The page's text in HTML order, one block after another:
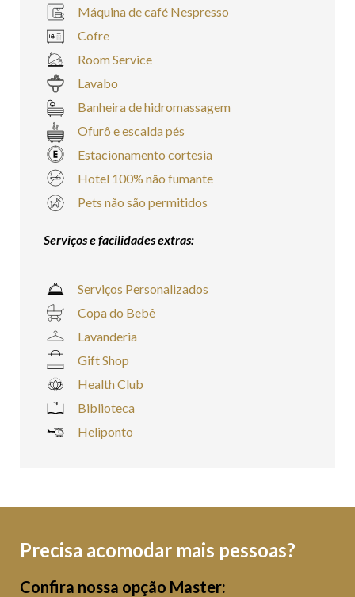
Máquina de café Nespresso
Cofre
Room Service
Lavabo
Banheira de hidromassagem
Ofurô e escalda pés
Estacionamento cortesia
Hotel 100% não fumante
Pets não são permitidos
Serviços e facilidades extras:
Serviços Personalizados
Copa do Bebê
Lavanderia
Gift Shop
Health Club
Biblioteca
Heliponto
Precisa acomodar mais pessoas?
Confira nossa opção Master: